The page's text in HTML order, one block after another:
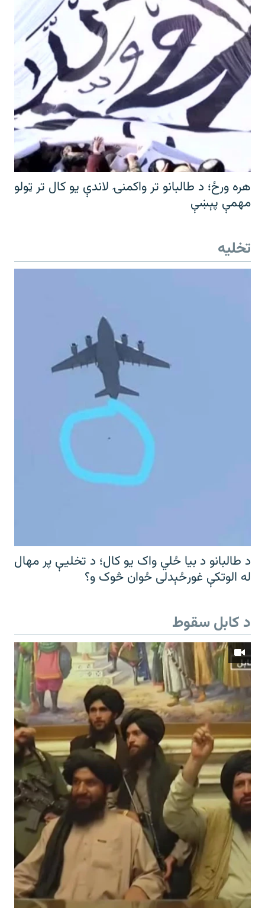
هره ورځ؛ د طالبانو تر واکمنۍ لاندې یو کال تر ټولو
مهمې پېښې
تخلیه
د طالبانو د بیا ځلي واک یو کال؛ د تخلیې پر مهال
له الوتکې غورځېدلی ځوان څوک و؟
د کابل سقوط